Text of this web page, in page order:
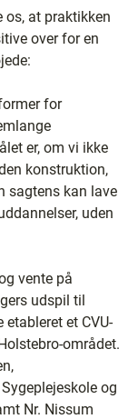
os, at praktikken
over for en
for
er, om vi ikke
konstruktion,
sagtens kan lave
uden
vente på
udspil til
et CVU-
området.
og
Nr. Nissum